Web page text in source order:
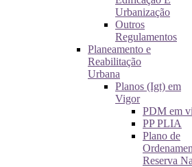
Urbanização
Outros
Regulamentos
Planeamento e
Reabilitação
Urbana
Planos (Igt) em
Vigor
PDM em
PP PLIA
Plano de
Reserva